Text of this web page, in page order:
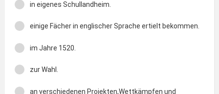
in eigenes Schullandheim.
einige Fächer in englischer Sprache ertielt bekommen.
im Jahre 1520.
zur Wahl.
an verschiedenen Projekten,Wettkämpfen und